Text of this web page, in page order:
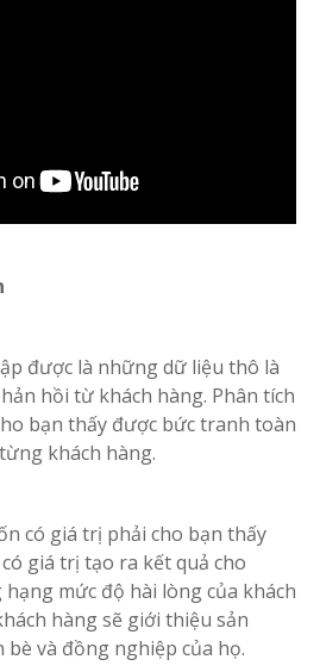
được là những dữ liệu thô là
hồi từ khách hàng. Phân tích
bạn thấy được bức tranh toàn
khách hàng.
có giá trị phải cho bạn thấy
giá trị tạo ra kết quả cho
mức độ hài lòng của khách
hàng sẽ giới thiệu sản
bè và đồng nghiệp của họ.